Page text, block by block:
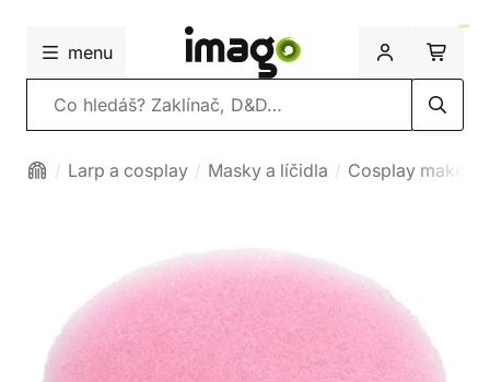
menu
Vyhledávání
Larp a cosplay Masky a líčidla Cosplay make-